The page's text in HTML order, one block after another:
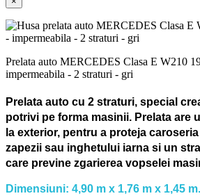
Prelata auto MERCEDES Clasa E W210
impermeabila - 2 straturi - gri
Prelata auto cu 2 straturi, special
potrivi pe forma masinii. Prelata are
la exterior, pentru a proteja
zapezii sau inghetului iarna si un
care previne zgarierea vopselei
Dimensiuni: 4,90 m x 1,76 m x 1,45 m.